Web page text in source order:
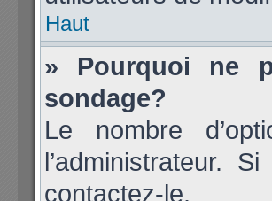
Haut
» Pourquoi ne
sondage?
Le nombre
l’administrateur.
contactez-le.